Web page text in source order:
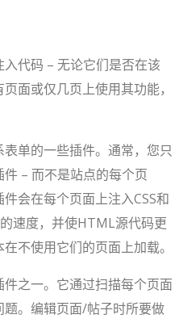
代码 – 无论它们是否在该
面或仅几页上使用其功能，
单的一些插件。通常，您只
– 而不是站点的每个页
会在每个页面上注入CSS和
速度，并使HTML源代码更
不使用它们的页面上加载。
之一。它通过扫描每个页面
。编辑页面/帖子时所要做